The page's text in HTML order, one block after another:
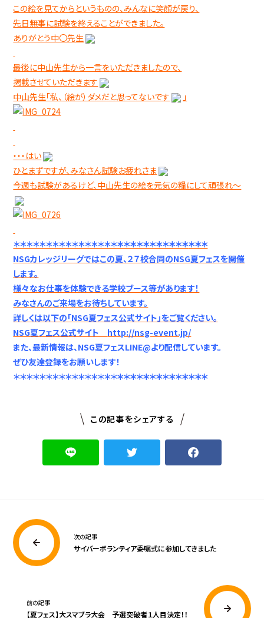
この絵を見てからというものの、みんなに笑顔が戻り、
先日無事に試験を終えることができました。
ありがとう中〇先生
最後に中山先生から一言をいただきましたので、
掲載させていただきます
中山先生「私、（絵が）ダメだと思ってないです
」
・・・はい
ひとまずですが、みなさん試験お疲れさま
今週も試験があるけど、中山先生の絵を元気の糧にして頑張れ～
＊＊＊＊＊＊＊＊＊＊＊＊＊＊＊＊＊＊＊＊＊＊＊＊＊＊＊＊＊＊
NSGカレッジリーグではこの夏、２７校合同のNSG夏フェスを開催
します。
様々なお仕事を体験できる学校ブース等があります！
みなさんのご来場をお待ちしています。
詳しくは以下の「NSG夏フェス公式サイト」をご覧ください。
NSG夏フェス公式サイト http://nsg-event.jp/
また、最新情報は、NSG夏フェスLINE@より配信しています。
ぜひ友達登録をお願いします！
＊＊＊＊＊＊＊＊＊＊＊＊＊＊＊＊＊＊＊＊＊＊＊＊＊＊＊＊＊＊
この記事をシェアする
次の記事
サイバーボランティア委嘱式に参加してきました
前の記事
【夏フェス】大スマブラ大会 予選突破者１人目決定！！